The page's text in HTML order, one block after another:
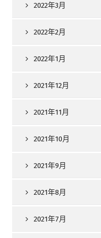
2022年3月
2022年2月
2022年1月
2021年12月
2021年11月
2021年10月
2021年9月
2021年8月
2021年7月